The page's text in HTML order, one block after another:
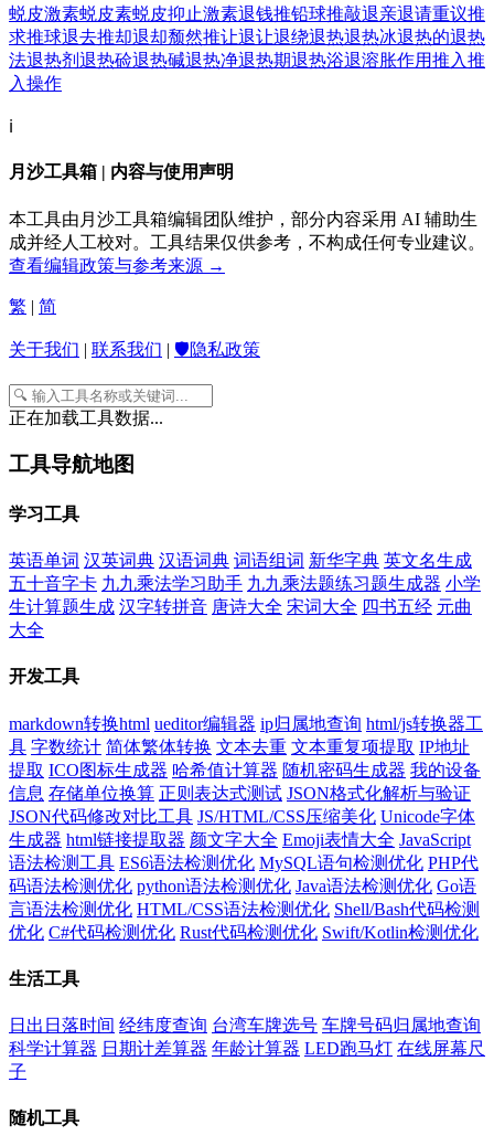
蜕皮激素蜕皮素蜕皮抑止激素退钱推铅球推敲退亲退请重议推
求推球退去推却退却颓然推让退让退绕退热退热冰退热的退热
法退热剂 退热硷退热碱退热净退热期退热浴退溶胀作用推入推
入操作
ℹ️
月沙工具箱 | 内容与使用声明
本工具由月沙工具箱编辑团队维护，部分内容采用 AI 辅助生
成并经人工校对。工具结果仅供参考，不构成任何专业建议。
查看编辑政策与参考来源 →
繁 | 简
关于我们 | 联系我们 | 🛡️隐私政策
正在加载工具数据...
工具导航地图
学习工具
英语单词 汉英词典 汉语词典 词语组词 新华字典 英文名生成
五十音字卡 九九乘法学习助手 九九乘法题练习题生成器 小学
生计算题生成 汉字转拼音 唐诗大全 宋词大全 四书五经 元曲
大全
开发工具
markdown转换html ueditor编辑器 ip归属地查询 html/js转换器工
具 字数统计 简体繁体转换 文本去重 文本重复项提取 IP地址
提取 ICO图标生成器 哈希值计算器 随机密码生成器 我的设备
信息 存储单位换算 正则表达式测试 JSON格式化解析与验证
JSON代码修改对比工具 JS/HTML/CSS压缩美化 Unicode字体
生成器 html链接提取器 颜文字大全 Emoji表情大全 JavaScript
语法检测工具 ES6语法检测优化 MySQL语句检测优化 PHP代
码语法检测优化 python语法检测优化 Java语法检测优化 Go语
言语法检测优化 HTML/CSS语法检测优化 Shell/Bash代码检测
优化 C#代码检测优化 Rust代码检测优化 Swift/Kotlin检测优化
生活工具
日出日落时间 经纬度查询 台湾车牌选号 车牌号码归属地查询
科学计算器 日期计差算器 年龄计算器 LED跑马灯 在线屏幕尺
子
随机工具